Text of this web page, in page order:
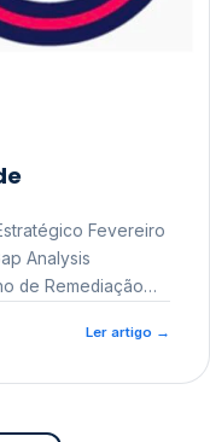
Fevereiro
Analysis
de Remediação
Ler artigo →